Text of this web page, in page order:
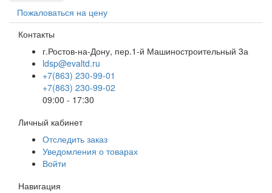
Пожаловаться на цену
Контакты
г.Ростов-на-Дону, пер.1-й Машиностроительный 3а
ldsp@evaltd.ru
+7(863) 230-99-01
+7(863) 230-99-02
09:00 - 17:30
Личный кабинет
Отследить заказ
Уведомления о товарах
Войти
Навигация